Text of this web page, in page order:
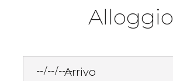
Alloggio
Arrivo